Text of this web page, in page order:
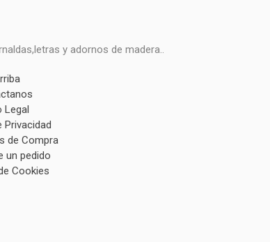
y adornos de madera..
Legal
Privacidad
de Compra
un pedido
Cookies